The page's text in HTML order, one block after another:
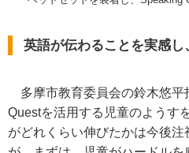
英語が伝わることを実感
多摩市教育委員会の鈴木悠平
Questを活用する児童のようす
がどれくらい伸びたかは今後